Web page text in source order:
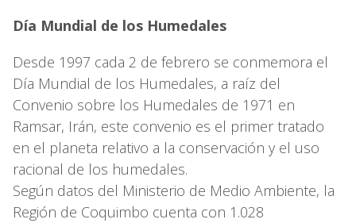
Día Mundial de los Humedales
Desde 1997 cada 2 de febrero se conmemora el
Día Mundial de los Humedales, a raíz del
Convenio sobre los Humedales de 1971 en
Ramsar, Irán, este convenio es el primer tratado
en el planeta relativo a la conservación y el uso
racional de los humedales.
Según datos del Ministerio de Medio Ambiente, la
Región de Coquimbo cuenta con 1.028